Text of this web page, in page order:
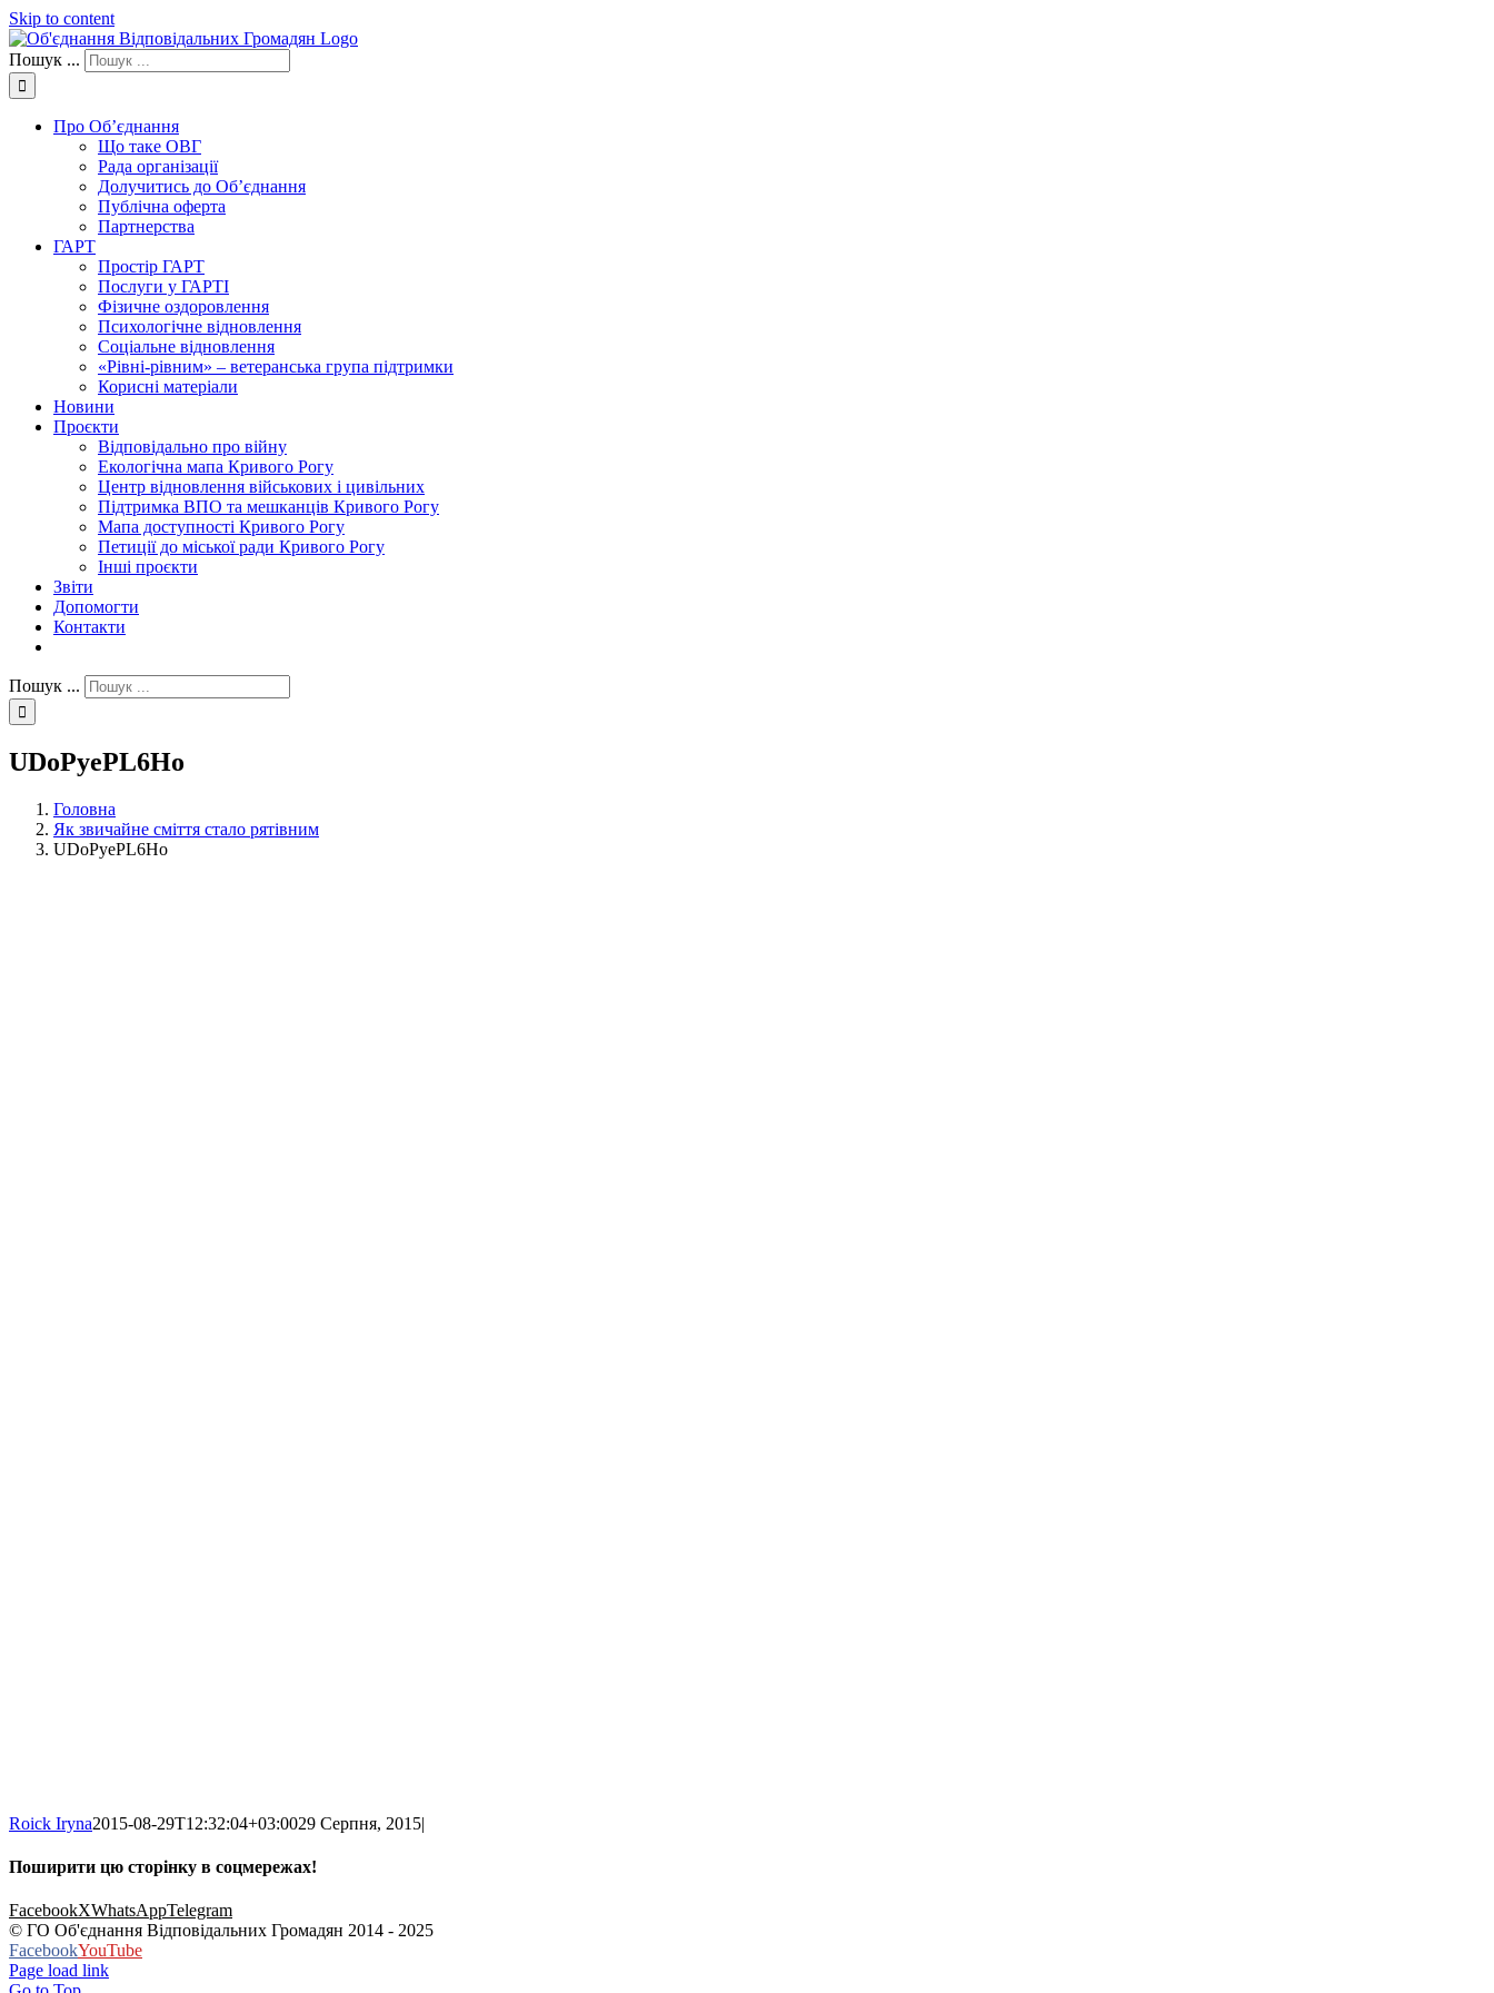
Skip to content
Пошук ...
Про Об’єднання
Що таке ОВГ
Рада організації
Долучитись до Об’єднання
Публічна оферта
Партнерства
ГАРТ
Простір ГАРТ
Послуги у ГАРТІ
Фізичне оздоровлення
Психологічне відновлення
Соціальне відновлення
«Рівні-рівним» – ветеранська група підтримки
Корисні матеріали
Новини
Проєкти
Відповідально про війну
Екологічна мапа Кривого Рогу
Центр відновлення військових і цивільних
Підтримка ВПО та мешканців Кривого Рогу
Мапа доступності Кривого Рогу
Петиції до міської ради Кривого Рогу
Інші проєкти
Звіти
Допомогти
Контакти
Пошук ...
UDoPyePL6Ho
Головна
Як звичайне сміття стало рятівним
UDoPyePL6Ho
Roick Iryna2015-08-29T12:32:04+03:0029 Серпня, 2015|
Поширити цю сторінку в соцмережах!
FacebookXWhatsAppTelegram
© ГО Об'єднання Відповідальних Громадян 2014 - 2025
FacebookYouTube
Page load link